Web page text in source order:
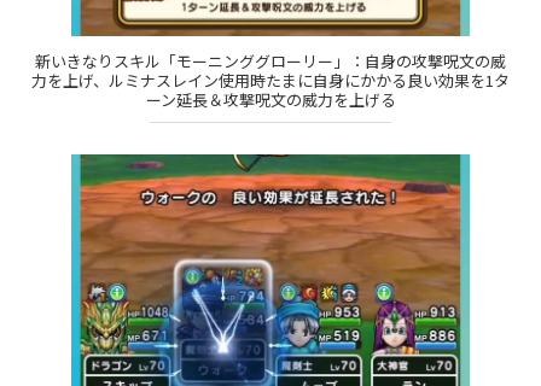
新いきなりスキル「モーニンググローリー」：自身の攻撃呪文の威
力を上げ、ルミナスレイン使用時たまに自身にかかる良い効果を1タ
ーン延長＆攻撃呪文の威力を上げる